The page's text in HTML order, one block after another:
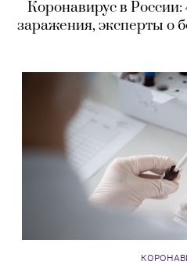
Коронавирус в
заражения, эксперты о